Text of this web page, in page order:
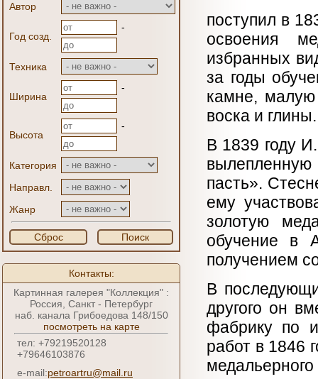
Автор
Год созд.
-
Техника
Ширина
-
Высота
-
Категория
Направл.
Жанр
Сброс Поиск
Контакты:
Картинная галерея "Коллекция" :
Россия, Санкт - Петербург
наб. канала Грибоедова 148/150
посмотреть на карте
тел: +79219520128
+79646103876
e-mail:petroartru@mail.ru
поступил в
освоения
избранных
за годы
камне,
воска и глины.
В 1839 году
вылепленную
пасть».
ему
золотую
обучение в
получением
В
другого он
фабрику по
работ в 1846
медальерного